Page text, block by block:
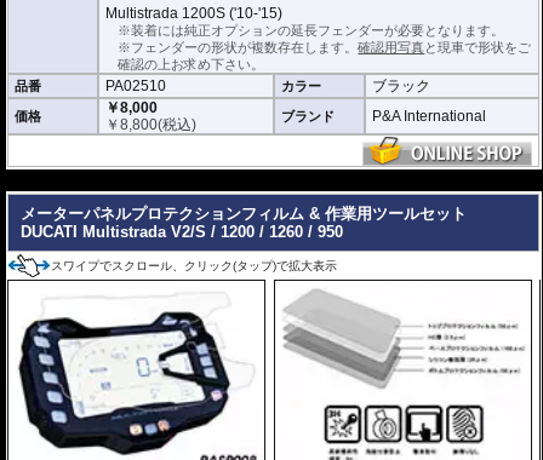
Multistrada 1200S ('10-'15)
※装着には純正オプションの延長フェンダーが必要となります。
※フェンダーの形状が複数存在します。確認用写真 と現車で形状をご
確認の上お求め下さい。
品番
PA02510 カラー ブラック
価格
￥8,000
￥8,800(税込) ブランド P&A International
メーターパネルプロテクションフィルム & 作業用ツールセット
DUCATI Multistrada V2/S / 1200 / 1260 / 950
スワイプでスクロール、クリック(タップ)で拡大表示